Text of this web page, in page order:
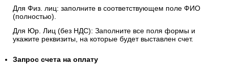
Для Физ. лиц: заполните в соответствующем поле ФИО
(полностью).
Для Юр. Лиц (без НДС): Заполните все поля формы и
укажите реквизиты, на которые будет выставлен счет.
Запрос счета на оплату